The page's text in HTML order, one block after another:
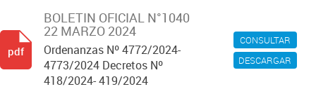
CONSULTAR
DESCARGAR
BOLETIN OFICIAL N°1040
22 MARZO 2024
Ordenanzas Nº 4772/2024-
4773/2024 Decretos Nº
418/2024- 419/2024
pdf